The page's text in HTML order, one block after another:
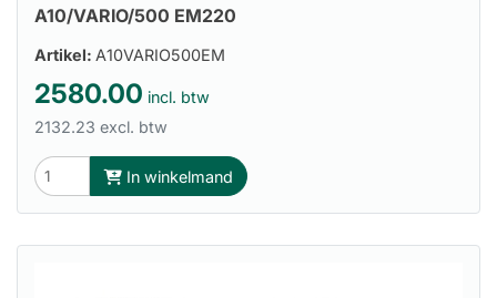
A10/VARIO/500 EM220
Artikel: A10VARIO500EM
2580.00 incl. btw
2132.23 excl. btw
In winkelmand